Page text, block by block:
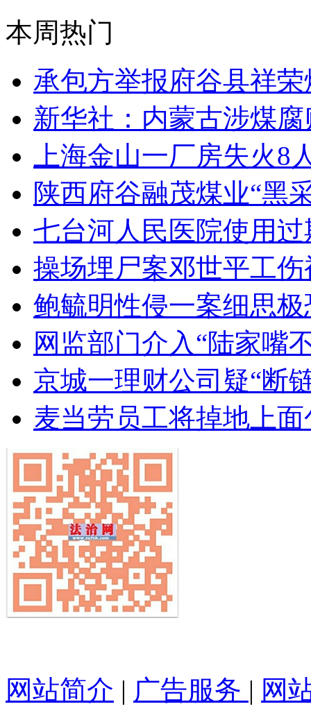
本周热门
承包方举报府谷县祥
新华社：内蒙古涉煤
上海金山一厂房失火8
陕西府谷融茂煤业“黑
七台河人民医院使用
操场埋尸案邓世平工
鲍毓明性侵一案细思
网监部门介入“陆家嘴
京城一理财公司疑“断
麦当劳员工将掉地上
网站简介 | 广告服务 | 网